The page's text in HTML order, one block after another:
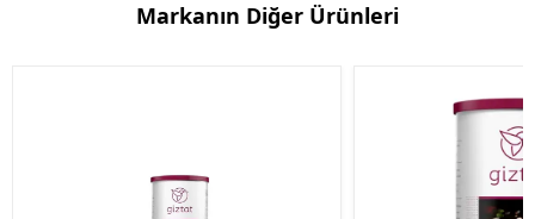
Markanın Diğer Ürünleri